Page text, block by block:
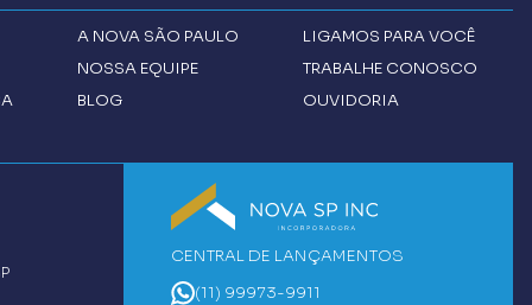
A NOVA SÃO PAULO
NOSSA EQUIPE
BLOG
LIGAMOS PARA VOCÊ
TRABALHE CONOSCO
OUVIDORIA
CENTRAL DE LANÇAMENTOS
(11) 99973-9911